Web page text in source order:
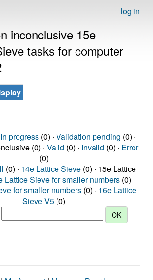
log in
inconclusive 15e
tasks for computer
In progress(0) · Validation pending (0) ·
(0) · Valid (0) · Invalid (0) · Error
(0)
(0) · 14e Lattice Sieve (0) · 15e Lattice
Lattice Sieve for smaller numbers (0) ·
for smaller numbers (0) · 16e Lattice
Sieve V5 (0)